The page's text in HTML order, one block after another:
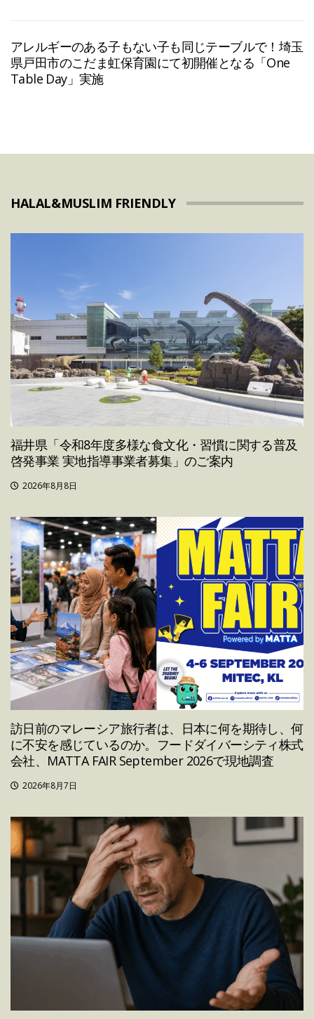
アレルギーのある子もない子も同じテーブルで！埼玉
県戸田市のこだま虹保育園にて初開催となる「One
Table Day」実施
HALAL&MUSLIM FRIENDLY
福井県「令和8年度多様な食文化・習慣に関する普及
啓発事業 実地指導事業者募集」のご案内
2026年8月8日
訪日前のマレーシア旅行者は、日本に何を期待し、何
に不安を感じているのか。フードダイバーシティ株式
会社、MATTA FAIR September 2026で現地調査
2026年8月7日